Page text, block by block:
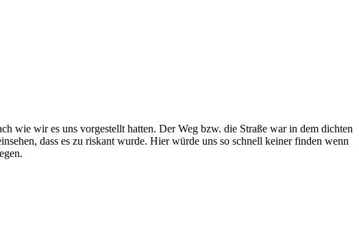
wie wir es uns vorgestellt hatten. Der Weg bzw. die Straße war in dem dichten
dass es zu riskant wurde. Hier würde uns so schnell keiner finden wenn